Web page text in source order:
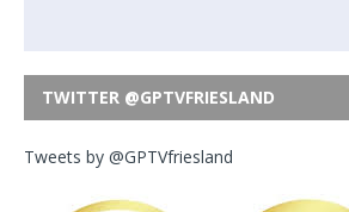
TWITTER @GPTVFRIESLAND
Tweets by @GPTVfriesland